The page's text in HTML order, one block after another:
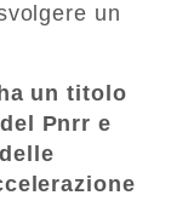
un
un titolo
Pnrr e